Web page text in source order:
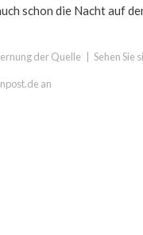
schon die Nacht auf
der Quelle Sehen Sie
an